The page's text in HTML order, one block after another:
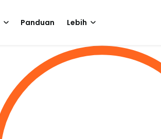
Panduan Lebih